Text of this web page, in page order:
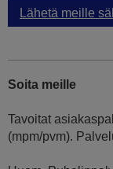
Lähetä meille
Soita meille
Tavoitat
(mpm/pvm).